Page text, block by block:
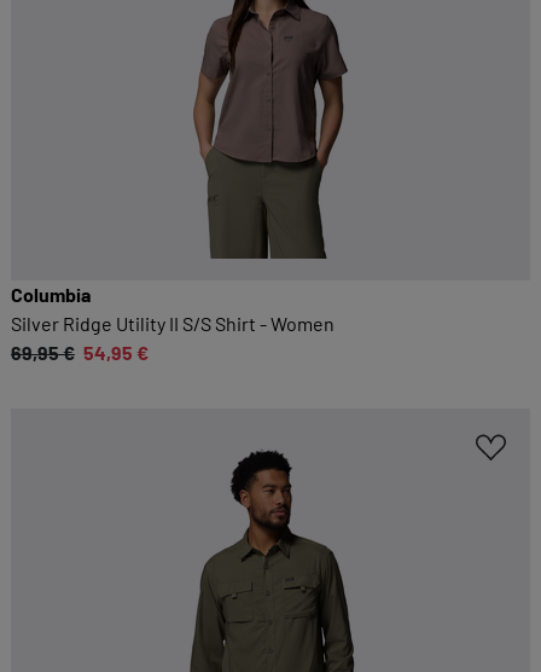
Columbia
Silver Ridge Utility II S/S Shirt - Women
69,95 € 54,95 €